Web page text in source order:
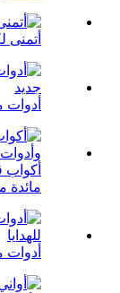
أتمنى
أدوات
مائدة
أدوات